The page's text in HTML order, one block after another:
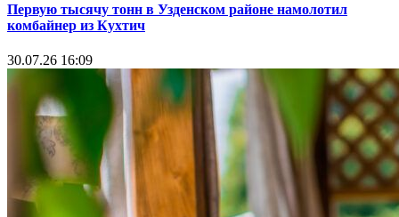
Первую тысячу тонн в Узденском районе намолотил
комбайнер из Кухтич
30.07.26 16:09